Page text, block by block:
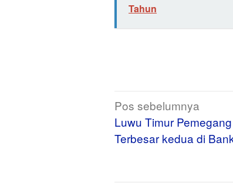
Tahun
Navigasi
pos
Pos sebelumnya
Luwu Timur
Terbesar kedua di